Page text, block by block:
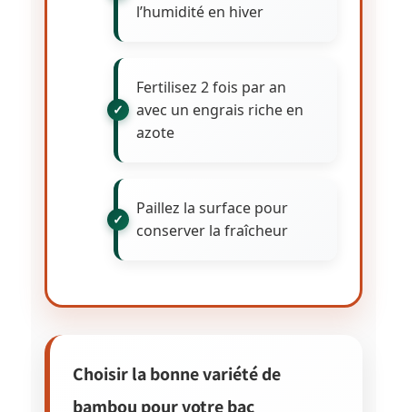
l’humidité en hiver
Fertilisez 2 fois par an
avec un engrais riche en
azote
Paillez la surface pour
conserver la fraîcheur
Choisir la bonne variété de
bambou pour votre bac